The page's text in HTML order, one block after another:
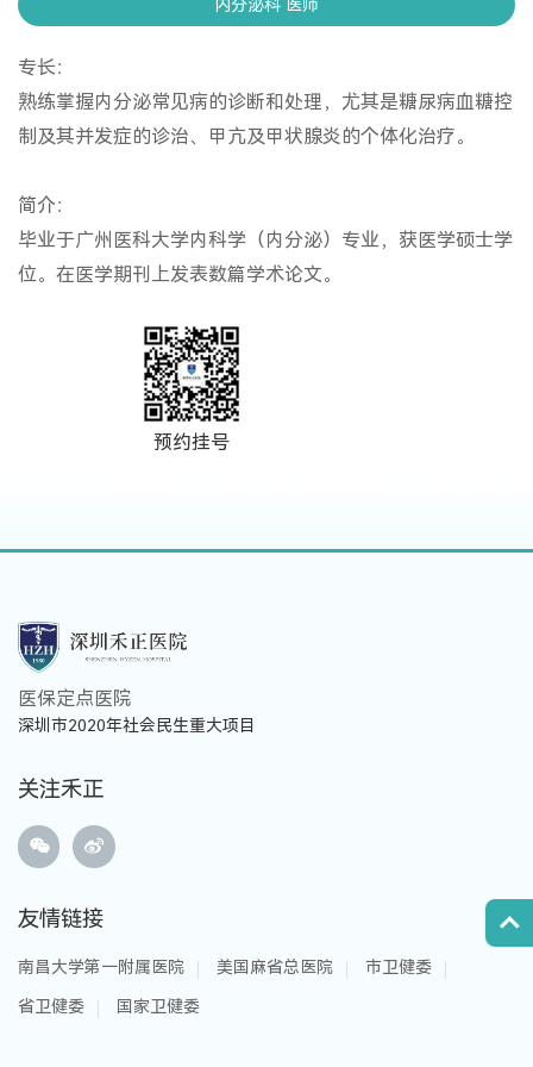
内分泌科 医师
专长：
熟练掌握内分泌常见病的诊断和处理，尤其是糖尿病血糖控
制及其并发症的诊治、甲亢及甲状腺炎的个体化治疗。
简介：
毕业于广州医科大学内科学（内分泌）专业，获医学硕士学
位。在医学期刊上发表数篇学术论文。
预约挂号
医保定点医院
深圳市2020年社会民生重大项目
关注禾正
友情链接
南昌大学第一附属医院 美国麻省总医院 市卫健委
省卫健委 国家卫健委